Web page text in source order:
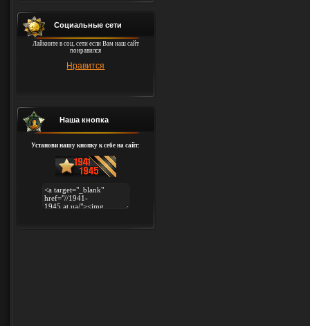
Социальные сети
Лайкните в соц. сети если Вам наш сайт
понравился
Нравится
Наша кнопка
Установи нашу кнопку к себе на сайт: